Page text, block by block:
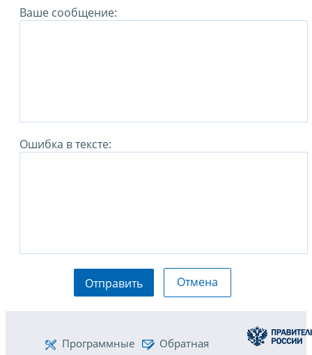
Ваше сообщение:
Ошибка в тексте:
Отправить Отмена
Программные
Обратная